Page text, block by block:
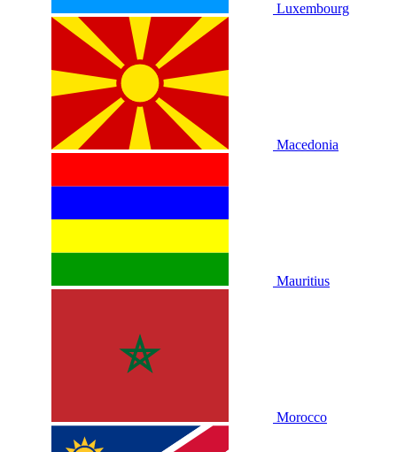
Luxembourg
Macedonia
Mauritius
Morocco